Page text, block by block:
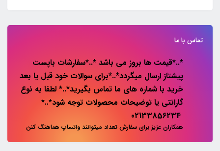
تماس با ما
*..*قیمت ها بروز می باشد *..*سفارشات باپست
پیشتاز ارسال میگردد*..*برای سوالات خود قبل یا بعد
خرید با شماره های ما تماس بگیرید*..* لطفا به نوع
گارانتی یا توضیحات محصولات توجه شود*..*
همکاران عزیز برای سفارش تعداد میتوانند واتساپ هماهنگ کنن